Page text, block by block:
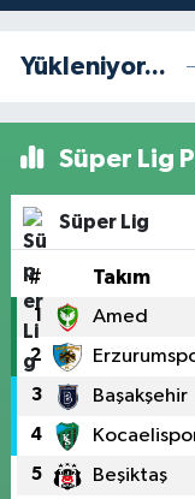
Yükleniyor...
Süper Lig
Süper Lig
# Takım
1 Amed
2
3 Başakşehir
4
5 Beşiktaş